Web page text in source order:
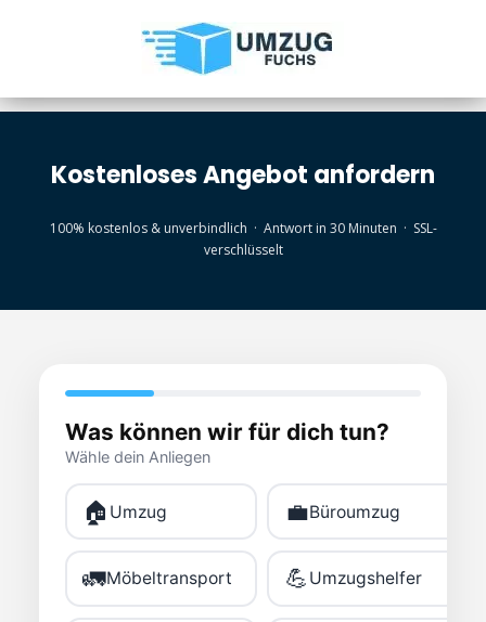
Kostenloses Angebot anfordern
100% kostenlos & unverbindlich · Antwort in 30 Minuten · SSL-
verschlüsselt